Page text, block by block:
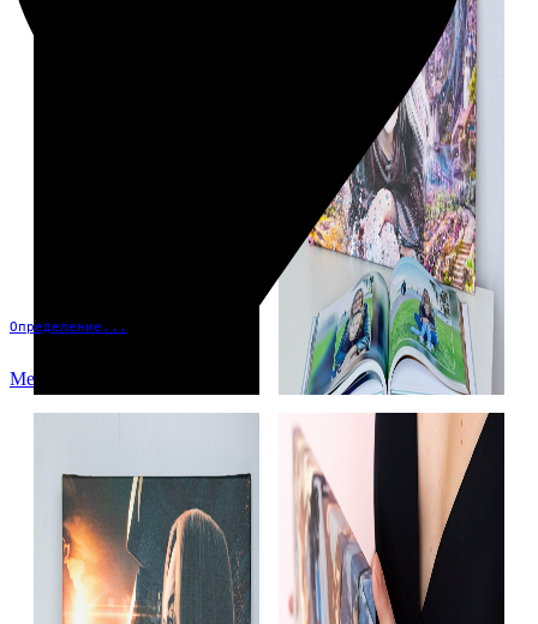
Определение...
Меню